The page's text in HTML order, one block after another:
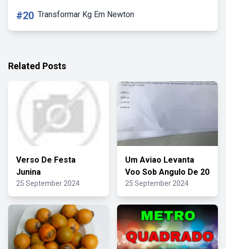
#20 Transformar Kg Em Newton
Related Posts
Verso De Festa
Junina
25 September 2024
Um Aviao Levanta
Voo Sob Angulo De 20
25 September 2024